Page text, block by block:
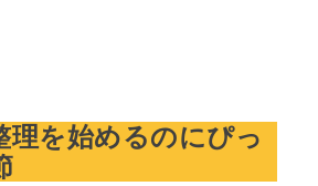
理を始めるのにぴっ